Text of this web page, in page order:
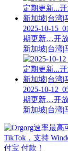
2025-10-
期更新…开
新加坡|台湾
2025-10-
期更新…开
新加坡|台湾